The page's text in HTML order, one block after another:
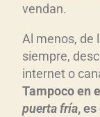
vendan.
Al menos, de
siempre,
internet o
Tampoco en
puerta fría,